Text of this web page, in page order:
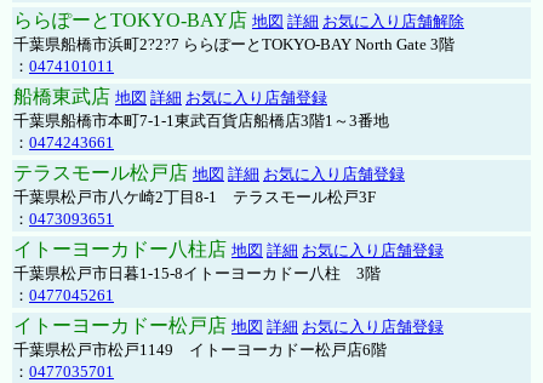
ららぽーとTOKYO-BAY店 地図 詳細 お気に入り店舗解除
千葉県船橋市浜町2?2?7 ららぽーとTOKYO-BAY North Gate 3階
： 0474101011
船橋東武店 地図 詳細 お気に入り店舗登録
千葉県船橋市本町7-1-1東武百貨店船橋店3階1～3番地
： 0474243661
テラスモール松戸店 地図 詳細 お気に入り店舗登録
千葉県松戸市八ケ崎2丁目8-1 テラスモール松戸3F
： 0473093651
イトーヨーカドー八柱店 地図 詳細 お気に入り店舗登録
千葉県松戸市日暮1-15-8イトーヨーカドー八柱 3階
： 0477045261
イトーヨーカドー松戸店 地図 詳細 お気に入り店舗登録
千葉県松戸市松戸1149 イトーヨーカドー松戸店6階
： 0477035701